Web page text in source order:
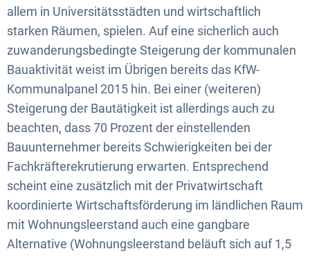
allem in Universitätsstädten und wirtschaftlich
starken Räumen, spielen. Auf eine sicherlich auch
zuwanderungsbedingte Steigerung der kommunalen
Bauaktivität weist im Übrigen bereits das KfW-
Kommunalpanel 2015 hin. Bei einer (weiteren)
Steigerung der Bautätigkeit ist allerdings auch zu
beachten, dass 70 Prozent der einstellenden
Bauunternehmer bereits Schwierigkeiten bei der
Fachkräfterekrutierung erwarten. Entsprechend
scheint eine zusätzlich mit der Privatwirtschaft
koordinierte Wirtschaftsförderung im ländlichen Raum
mit Wohnungsleerstand auch eine gangbare
Alternative (Wohnungsleerstand beläuft sich auf 1,5